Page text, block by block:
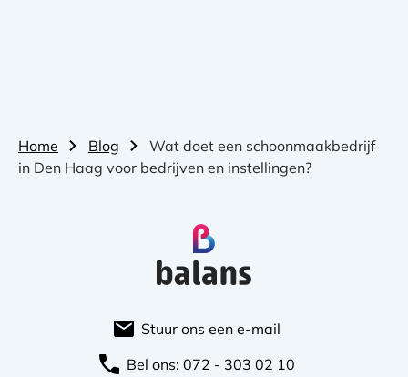
Home Blog
Wat doet een schoonmaakbedrijf
in Den Haag voor bedrijven en instellingen?
Stuur ons een e-mail
Bel ons: 072 - 303 02 10